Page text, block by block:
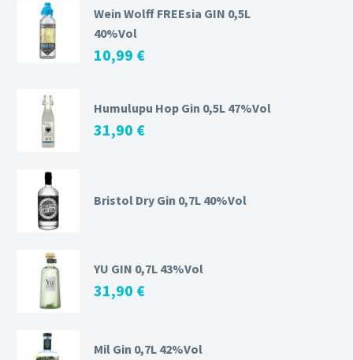
Wein Wolff FREEsia GIN 0,5L
40%Vol
10,99 €
Humulupu Hop Gin 0,5L 47%Vol
31,90 €
Bristol Dry Gin 0,7L 40%Vol
YU GIN 0,7L 43%Vol
31,90 €
Mil Gin 0,7L 42%Vol